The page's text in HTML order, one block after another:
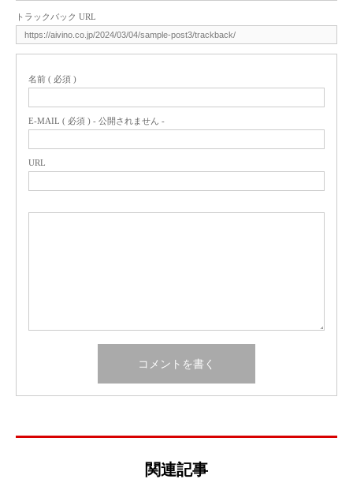
トラックバック URL
名前 ( 必須 )
E-MAIL ( 必須 ) - 公開されません -
URL
関連記事